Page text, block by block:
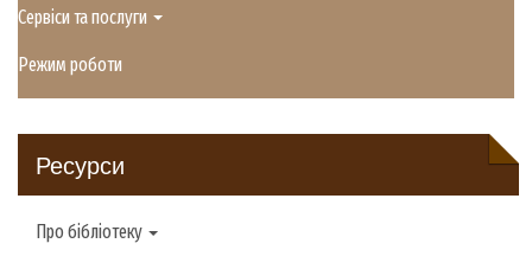
Сервіси та послуги
Режим роботи
Ресурси
Про бібліотеку